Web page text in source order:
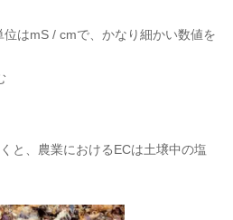
はmS / cmで、かなり細かい数値を
と、農業におけるECは土壌中の塩